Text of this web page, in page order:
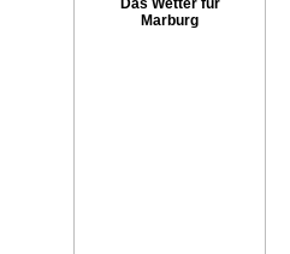
Das Wetter für
Marburg